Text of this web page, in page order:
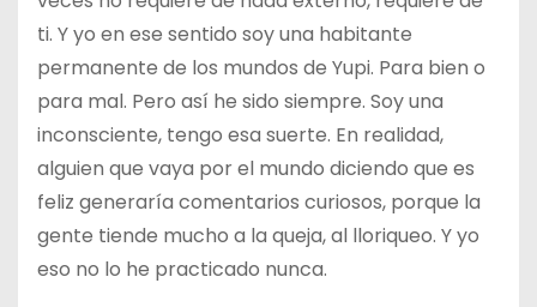
ti. Y yo en ese sentido soy una habitante
permanente de los mundos de Yupi. Para bien o
para mal. Pero así he sido siempre. Soy una
inconsciente, tengo esa suerte. En realidad,
alguien que vaya por el mundo diciendo que es
feliz generaría comentarios curiosos, porque la
gente tiende mucho a la queja, al lloriqueo. Y yo
eso no lo he practicado nunca.